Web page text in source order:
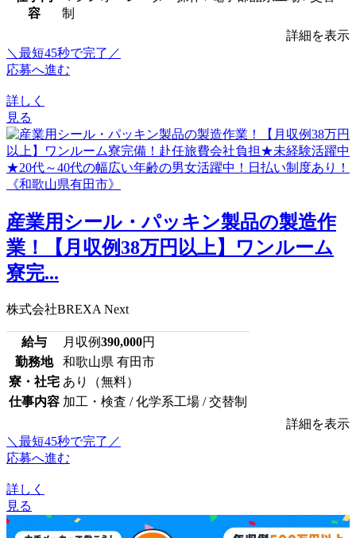
容
制
詳細を表示
＼最短45秒で完了／
応募へ進む
詳しく
見る
産業用シール・パッキン製品の製造作
業！【月収例38万円以上】ワンルーム
寮完...
株式会社BREXA Next
給与 月収例390,000円
勤務地
和歌山県 有田市
寮・社宅 あり（無料）
仕事内容 加工・検査 / 化学系工場 / 交替制
詳細を表示
＼最短45秒で完了／
応募へ進む
詳しく
見る